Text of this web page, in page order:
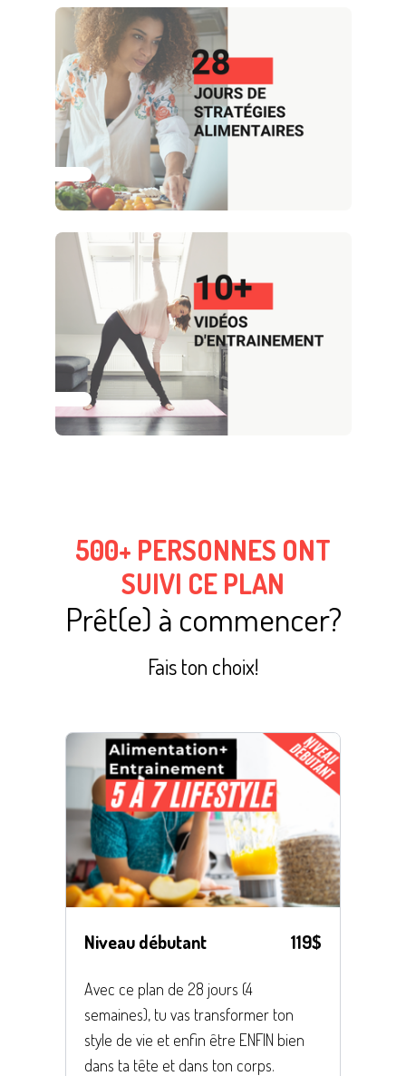
500+ PERSONNES ONT
SUIVI CE PLAN
Prêt(e) à commencer?
Fais ton choix!
Niveau débutant 119$
Avec ce plan de 28 jours (4
semaines), tu vas transformer ton
style de vie et enfin être ENFIN bien
dans ta tête et dans ton corps.